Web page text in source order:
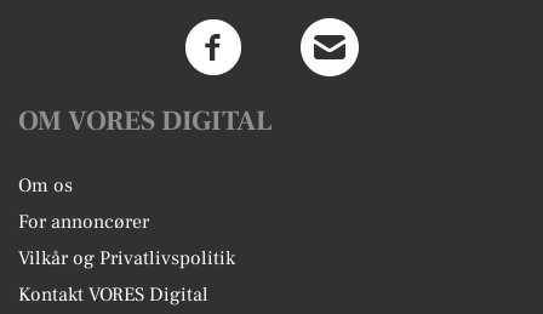
OM VORES DIGITAL
Om os
For annoncører
Vilkår og Privatlivspolitik
Kontakt VORES Digital